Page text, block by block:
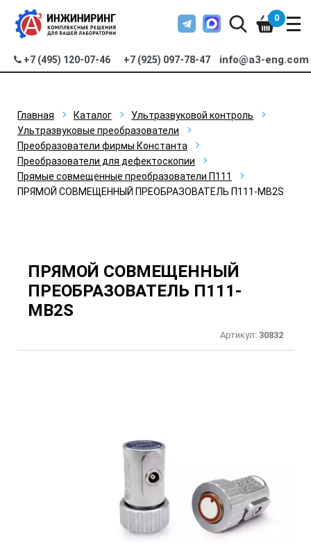
+7 (495) 120-07-46 +7 (925) 097-78-47 info@a3-eng.com
0
Главная Каталог
Ультразвуковой контроль
Ультразвуковые преобразователи
Преобразователи фирмы Константа
Преобразователи для дефектоскопии
Прямые совмещенные преобразователи П111
ПРЯМОЙ СОВМЕЩЕННЫЙ ПРЕОБРАЗОВАТЕЛЬ П111-MB2S
ПРЯМОЙ СОВМЕЩЕННЫЙ
ПРЕОБРАЗОВАТЕЛЬ П111-
MB2S
Артикул: 30832